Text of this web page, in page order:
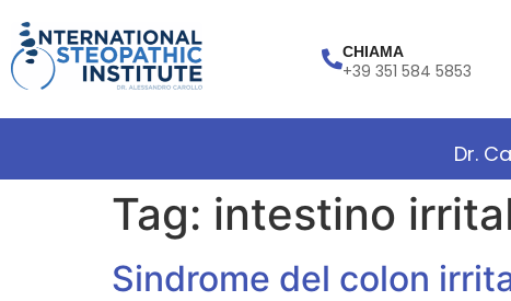
CHIAMA
+39 351 584 5853
Dr.
Tag: intestino
Sindrome del colon